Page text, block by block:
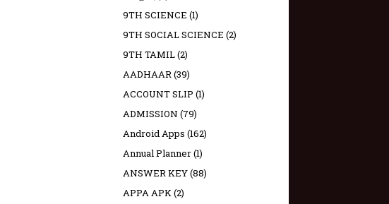
9TH SCIENCE (1)
9TH SOCIAL SCIENCE (2)
9TH TAMIL(2)
AADHAAR(39)
ACCOUNT SLIP (1)
ADMISSION (79)
Android Apps (162)
Annual Planner(1)
ANSWER KEY(88)
APPA APK(2)